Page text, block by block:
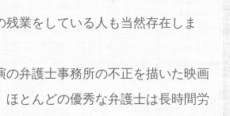
残業をしている人も当然存在しま
の弁護士事務所の不正を描いた映画
ほとんどの優秀な弁護士は長時間労